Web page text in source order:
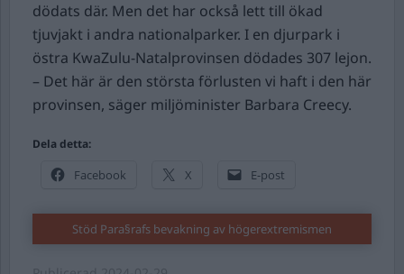
dödats där. Men det har också lett till ökad
tjuvjakt i andra nationalparker. I en djurpark i
östra KwaZulu-Natalprovinsen dödades 307 lejon.
– Det här är den största förlusten vi haft i den här
provinsen, säger miljöminister Barbara Creecy.
Dela detta:
Facebook X E-post
Stöd Para§rafs bevakning av högerextremismen